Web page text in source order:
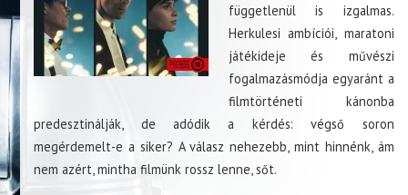
függetlenül is izgalmas.
Herkulesi ambíciói, maratoni
játékideje és művészi
fogalmazásmódja egyaránt a
filmtörténeti kánonba
predesztinálják, de adódik a kérdés: végső soron
megérdemelt-e a siker? A válasz nehezebb, mint hinnénk, ám
nem azért, mintha filmünk rossz lenne, sőt.